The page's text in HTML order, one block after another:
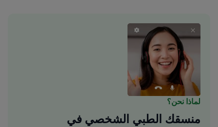
لماذا نحن؟
منسقك الطبي الشخصي في